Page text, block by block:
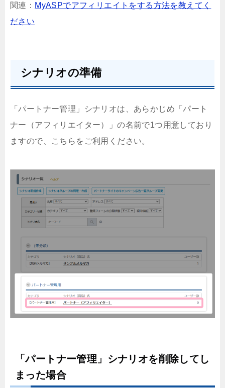
関連： MyASPでアフィリエイトをする方法を教えてく
ださい
シナリオの準備
「パートナー管理」シナリオは、あらかじめ「パート
ナー（アフィリエイター）」の名前で1つ用意しており
ますので、こちらをご利用ください。
「パートナー管理」シナリオを削除してし
まった場合